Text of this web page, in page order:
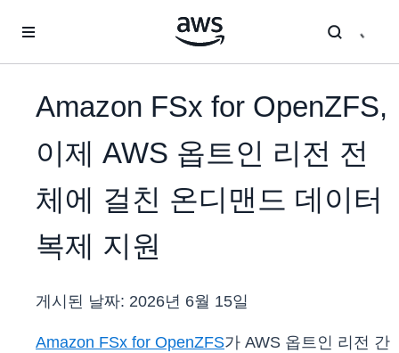
Amazon FSx for OpenZFS,
이제 AWS 옵트인 리전 전
체에 걸친 온디맨드 데이터
복제 지원
게시된 날짜: 2026년 6월 15일
Amazon FSx for OpenZFS가 AWS 옵트인 리전 간